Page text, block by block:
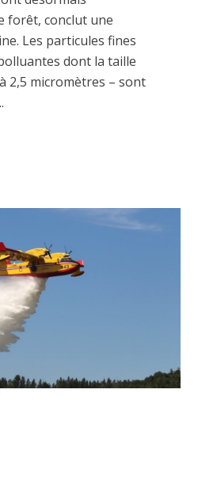
forêt, conclut une
Les particules fines
dont la taille
2,5 micromètres – sont